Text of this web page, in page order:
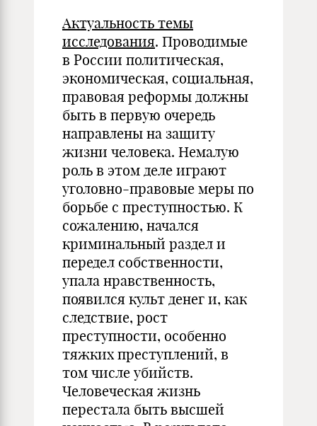
Актуальность темы
исследования. Проводимые
в России политическая,
экономическая, социальная,
правовая реформы должны
быть в первую очередь
направлены на защиту
жизни человека. Немалую
роль в этом деле играют
уголовно-правовые меры по
борьбе с преступностью. К
сожалению, начался
криминальный раздел и
передел собственности,
упала нравственность,
появился культ денег и, как
следствие, рост
преступности, особенно
тяжких преступлений, в
том числе убийств.
Человеческая жизнь
перестала быть высшей